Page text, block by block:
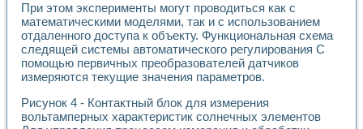
При этом эксперименты могут проводиться как с
математическими моделями, так и с использованием
отдаленного доступа к объекту. Функциональная схема
следящей системы автоматического регулирования С
помощью первичных преобразователей датчиков
измеряются текущие значения параметров.
Рисунок 4 - Контактный блок для измерения
вольтамперных характеристик солнечных элементов